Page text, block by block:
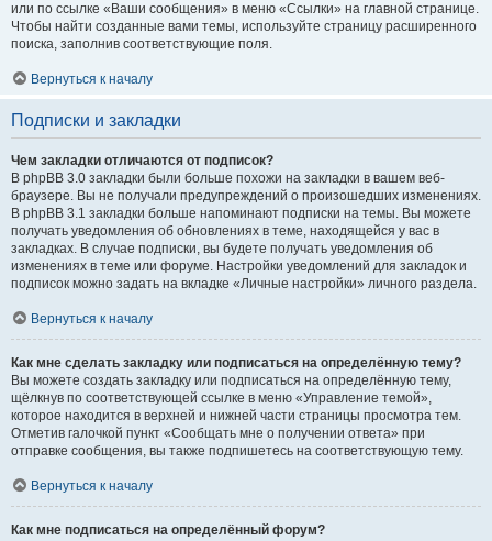
или по ссылке «Ваши сообщения» в меню «Ссылки» на главной странице.
Чтобы найти созданные вами темы, используйте страницу расширенного
поиска, заполнив соответствующие поля.
Вернуться к началу
Подписки и закладки
Чем закладки отличаются от подписок?
В phpBB 3.0 закладки были больше похожи на закладки в вашем веб-
браузере. Вы не получали предупреждений о произошедших изменениях.
В phpBB 3.1 закладки больше напоминают подписки на темы. Вы можете
получать уведомления об обновлениях в теме, находящейся у вас в
закладках. В случае подписки, вы будете получать уведомления об
изменениях в теме или форуме. Настройки уведомлений для закладок и
подписок можно задать на вкладке «Личные настройки» личного раздела.
Вернуться к началу
Как мне сделать закладку или подписаться на определённую тему?
Вы можете создать закладку или подписаться на определённую тему,
щёлкнув по соответствующей ссылке в меню «Управление темой»,
которое находится в верхней и нижней части страницы просмотра тем.
Отметив галочкой пункт «Сообщать мне о получении ответа» при
отправке сообщения, вы также подпишетесь на соответствующую тему.
Вернуться к началу
Как мне подписаться на определённый форум?